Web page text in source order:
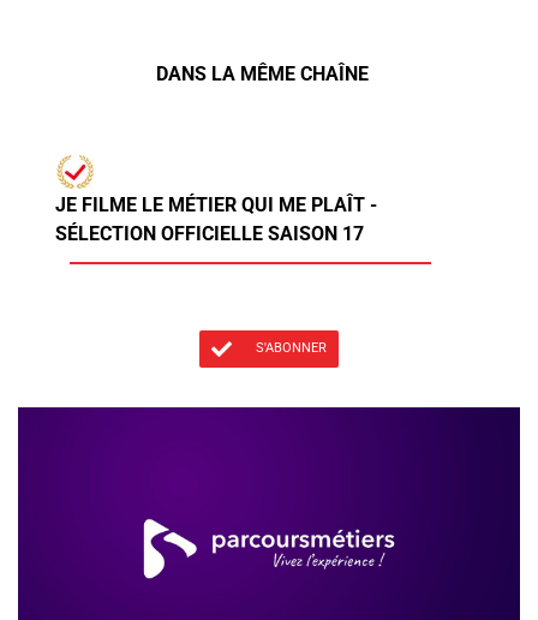
DANS LA MÊME CHAÎNE
JE FILME LE MÉTIER QUI ME PLAÎT -
SÉLECTION OFFICIELLE SAISON 17
S'ABONNER